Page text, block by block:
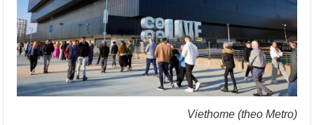
Viethome (theo Metro)